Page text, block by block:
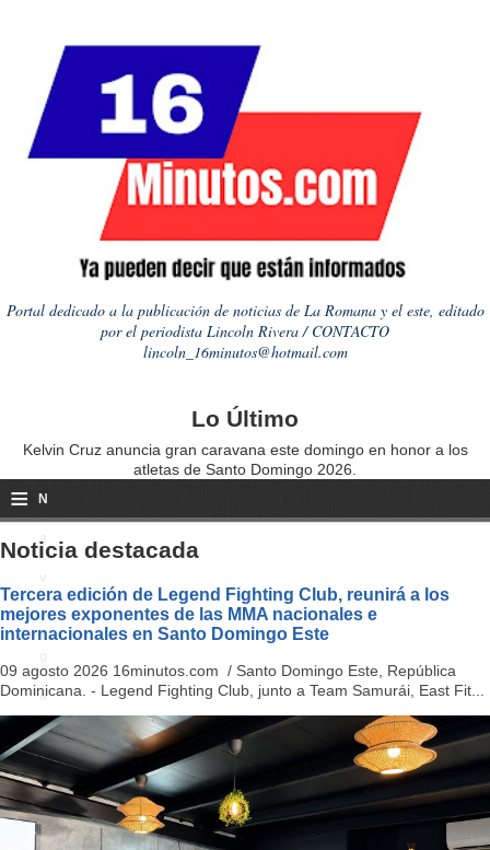
Portal dedicado a la publicación de noticias de La Romana y el este, editado
por el periodista Lincoln Rivera / CONTACTO
lincoln_16minutos@hotmail.com
Lo Último
Kelvin Cruz anuncia gran caravana este domingo en honor a los
atletas de Santo Domingo 2026.
≡ N
a
i
a
ti
o
n
Noticia destacada
Tercera edición de Legend Fighting Club, reunirá a los
mejores exponentes de las MMA nacionales e
internacionales en Santo Domingo Este
09 agosto 2026 16minutos.com / Santo Domingo Este, República
Dominicana. - Legend Fighting Club, junto a Team Samurái, East Fit...